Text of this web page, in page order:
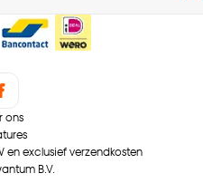
ons
en exclusief verzendkosten
B.V.